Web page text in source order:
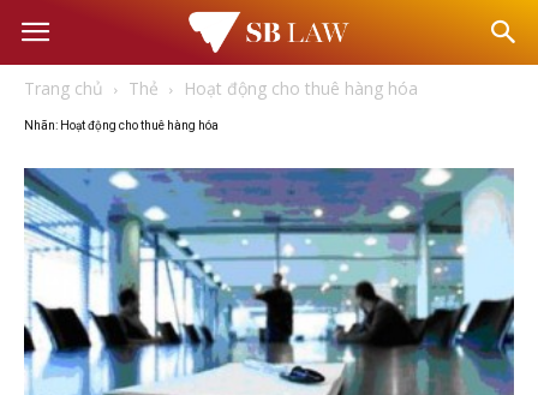
Văn
Luật
Trang chủ Thẻ Hoạt động cho thuê hàng hóa
Nhãn: Hoạt động cho thuê hàng hóa